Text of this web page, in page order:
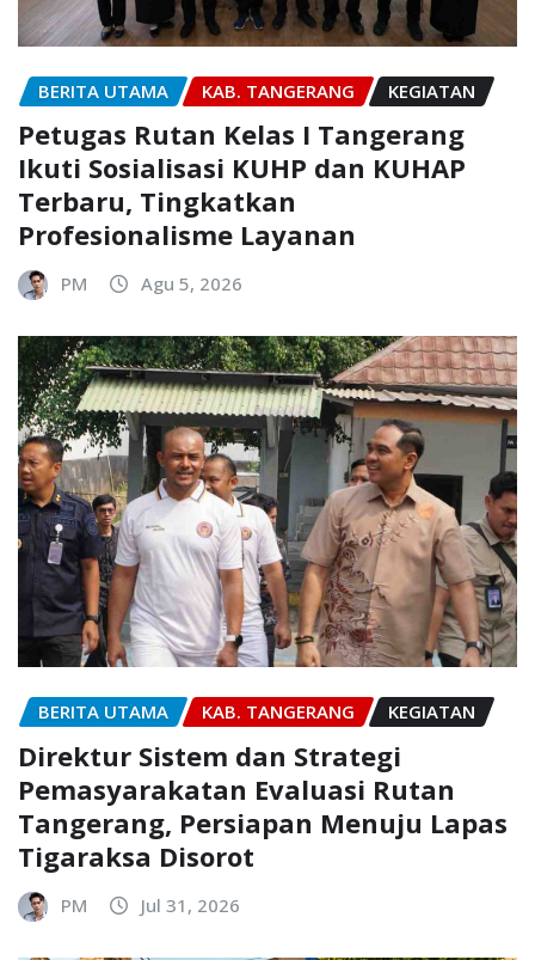
BERITA UTAMA KAB. TANGERANG KEGIATAN
Petugas Rutan Kelas I Tangerang
Ikuti Sosialisasi KUHP dan KUHAP
Terbaru, Tingkatkan
Profesionalisme Layanan
PM Agu 5, 2026
BERITA UTAMA KAB. TANGERANG KEGIATAN
Direktur Sistem dan Strategi
Pemasyarakatan Evaluasi Rutan
Tangerang, Persiapan Menuju Lapas
Tigaraksa Disorot
PM Jul 31, 2026